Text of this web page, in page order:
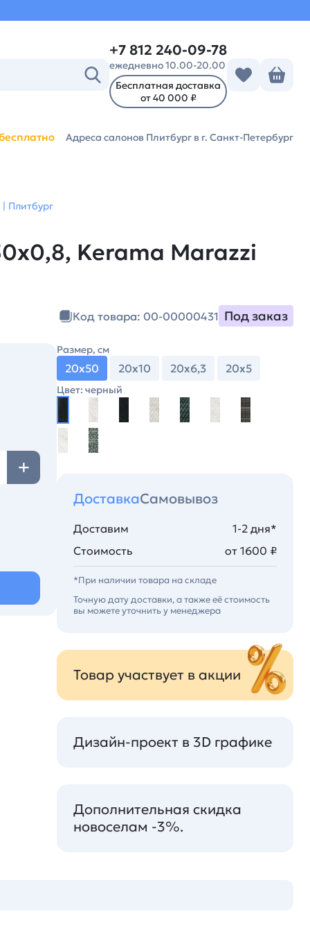
+7 812 240-09-78
ежедневно 10.00-20.00
Бесплатная доставка
от 40 000 ₽
Адреса салонов Плитбург в г. Санкт-Петербург
Плитбург
Kerama Marazzi
Код товара: 00-00000431 Под заказ
Размер, см
20х50 20х10 20х6,3 20х5
Цвет: черный
ДоставкаСамовывоз
Доставим
1-2 дня*
Стоимость
от 1600 ₽
*При наличии товара на складе
Точную дату доставки, а также её стоимость
вы можете уточнить у менеджера
Товар участвует в акции
Дизайн-проект в 3D графике
Дополнительная скидка
новоселам -3%.